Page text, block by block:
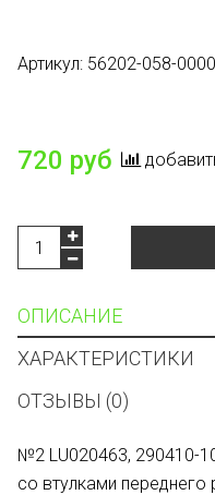
Артикул: 56202-058-
720 руб
ОПИСАНИЕ
ХАРАКТЕРИСТИКИ
ОТЗЫВЫ (0)
№2 LU020463, 290410-
со втулками переднего